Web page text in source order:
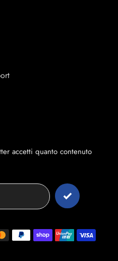
accetti quanto contenuto